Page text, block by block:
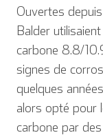
Ouvertes
Balder
carbone 8.8/
signes de
quelques
alors opté pour
carbone par